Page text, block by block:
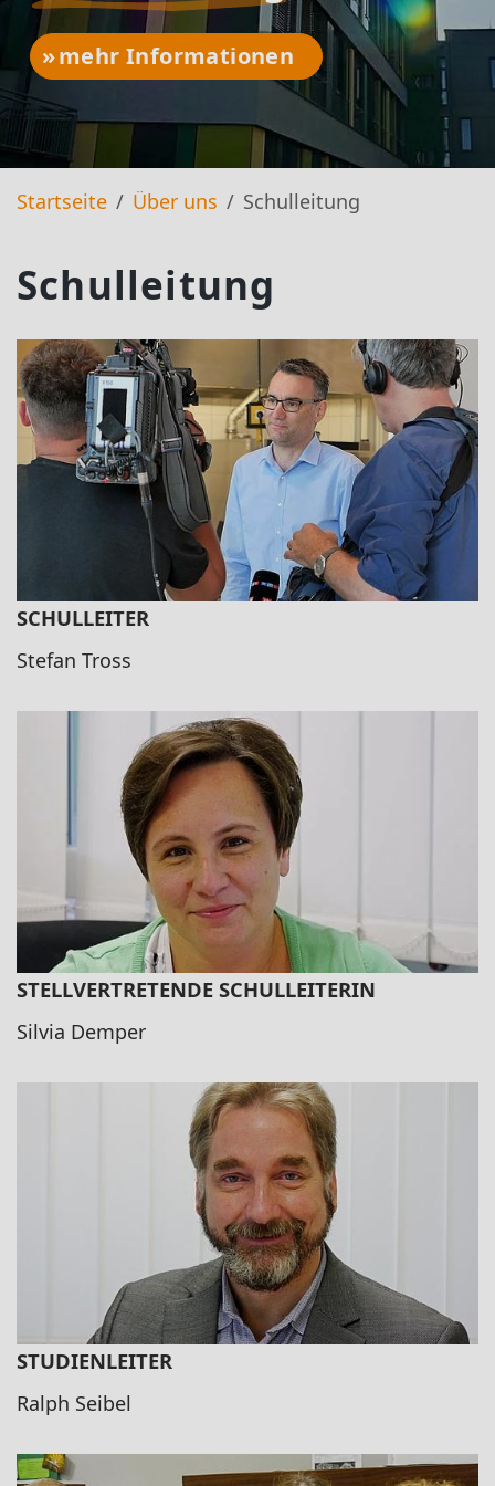
mehr Informationen
Startseite Über uns Schulleitung
Schulleitung
SCHULLEITER
Stefan Tross
STELLVERTRETENDE SCHULLEITERIN
Silvia Demper
STUDIENLEITER
Ralph Seibel